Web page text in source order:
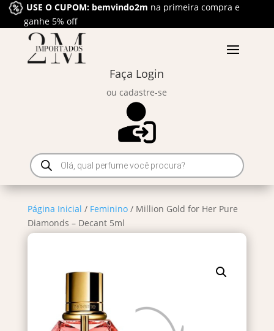
USE O CUPOM: bemvindo2m na primeira compra e
ganhe 5% off
Faça Login
ou cadastre-se
Pesquisar
produtos
Página Inicial / Feminino/ Million Gold for Her Pure
Diamonds – Decant 5ml